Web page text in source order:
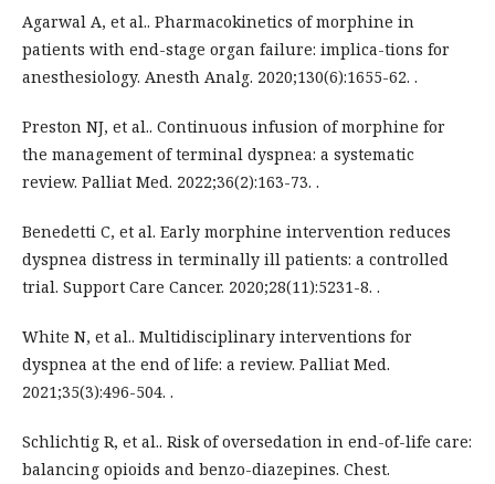
Agarwal A, et al.. Pharmacokinetics of morphine in
patients with end-stage organ failure: implica-tions for
anesthesiology. Anesth Analg. 2020;130(6):1655-62. .
Preston NJ, et al.. Continuous infusion of morphine for
the management of terminal dyspnea: a systematic
review. Palliat Med. 2022;36(2):163-73. .
Benedetti C, et al. Early morphine intervention reduces
dyspnea distress in terminally ill patients: a controlled
trial. Support Care Cancer. 2020;28(11):5231-8. .
White N, et al.. Multidisciplinary interventions for
dyspnea at the end of life: a review. Palliat Med.
2021;35(3):496-504. .
Schlichtig R, et al.. Risk of oversedation in end-of-life care:
balancing opioids and benzo-diazepines. Chest.